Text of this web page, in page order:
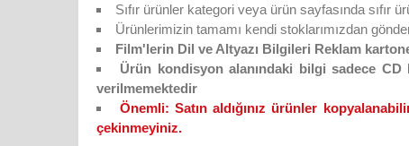
Sıfır ürünler kategori veya ürün sayfasında sıfır
Ürünlerimizin tamamı kendi stoklarımızdan
Film'lerin Dil ve Altyazı Bilgileri Reklam
Ürün kondisyon alanındaki bilgi sadece CD
verilmemektedir
Önemli: Satın aldığınız ürünler
çekinmeyiniz.